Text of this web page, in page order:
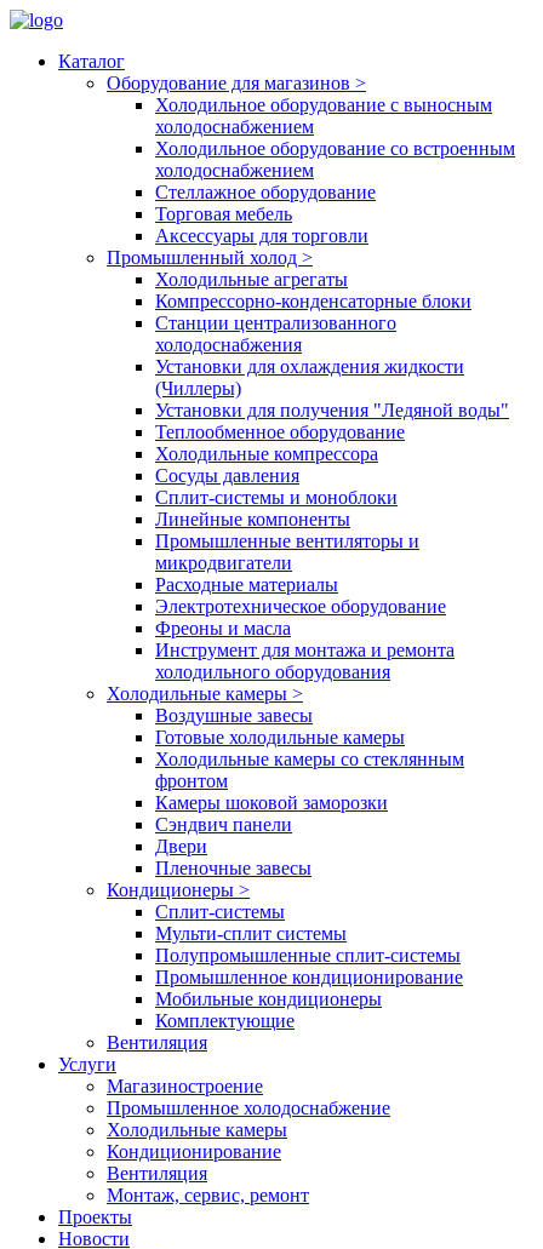
Каталог
Оборудование для магазинов >
Холодильное оборудование с выносным
холодоснабжением
Холодильное оборудование со встроенным
холодоснабжением
Стеллажное оборудование
Торговая мебель
Аксессуары для торговли
Промышленный холод >
Холодильные агрегаты
Компрессорно-конденсаторные блоки
Станции централизованного
холодоснабжения
Установки для охлаждения жидкости
(Чиллеры)
Установки для получения "Ледяной воды"
Теплообменное оборудование
Холодильные компрессора
Сосуды давления
Cплит-системы и моноблоки
Линейные компоненты
Промышленные вентиляторы и
микродвигатели
Расходные материалы
Электротехническое оборудование
Фреоны и масла
Инструмент для монтажа и ремонта
холодильного оборудования
Холодильные камеры >
Воздушные завесы
Готовые холодильные камеры
Холодильные камеры со стеклянным
фронтом
Камеры шоковой заморозки
Сэндвич панели
Двери
Пленочные завесы
Кондиционеры >
Сплит-системы
Мульти-сплит системы
Полупромышленные сплит-системы
Промышленное кондиционирование
Мобильные кондиционеры
Комплектующие
Вентиляция
Услуги
Магазиностроение
Промышленное холодоснабжение
Холодильные камеры
Кондиционирование
Вентиляция
Монтаж, сервис, ремонт
Проекты
Новости